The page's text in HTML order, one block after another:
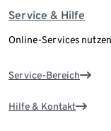
Service & Hilfe
Online-Services
Service-Bereich
Hilfe & Kontakt